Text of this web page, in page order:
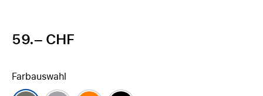
59.– CHF
Farbauswahl